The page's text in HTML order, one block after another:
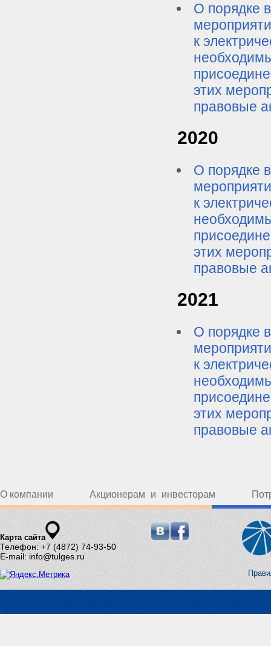
О порядке
к
этих
правовые
2020
О порядке
к
этих
правовые
2021
О порядке
к
этих
правовые
О компании Акционерам и инвесторам
Карта сайта
Телефон: +7 (4872) 74-93-50
E-mail: info@tulges.ru